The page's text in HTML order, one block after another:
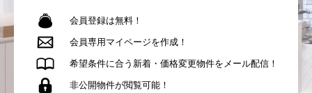
会員登録は無料！
会員専用 マイページを作成！
希望条件に合う 新着・価格変更物件を メール配信！
非公開物件が閲覧可能！